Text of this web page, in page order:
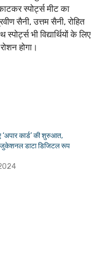
स्पोर्ट्स मीट का
सैनी, उत्तम सैनी, रोहित
भी विद्यार्थियों के लिए
होगा।
‘अपार कार्ड’ की शुरुआत,
एजुकेशनल डाटा डिजिटल रूप